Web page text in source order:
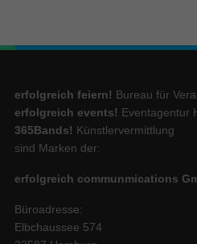
erfolgreich feiern! Bureau für
erfolgreich events! Eventagentur
365Bands! Künstlervermittlung
sind Marken der:
erfolgreich communmications
Büroadresse:
Elbchaussee 574
Impressum